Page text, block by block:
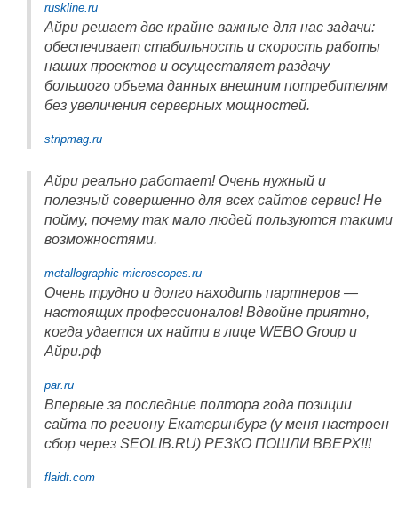
ruskline.ru
Айри решает две крайне важные для нас задачи:
обеспечивает стабильность и скорость работы
наших проектов и осуществляет раздачу
большого объема данных внешним потребителям
без увеличения серверных мощностей.
stripmag.ru
Айри реально работает! Очень нужный и
полезный совершенно для всех сайтов сервис! Не
пойму, почему так мало людей пользуются такими
возможностями.
metallographic-microscopes.ru
Очень трудно и долго находить партнеров —
настоящих профессионалов! Вдвойне приятно,
когда удается их найти в лице WEBO Group и
Айри.рф
par.ru
Впервые за последние полтора года позиции
сайта по региону Екатеринбург (у меня настроен
сбор через SEOLIB.RU) РЕЗКО ПОШЛИ ВВЕРХ!!!
flaidt.com